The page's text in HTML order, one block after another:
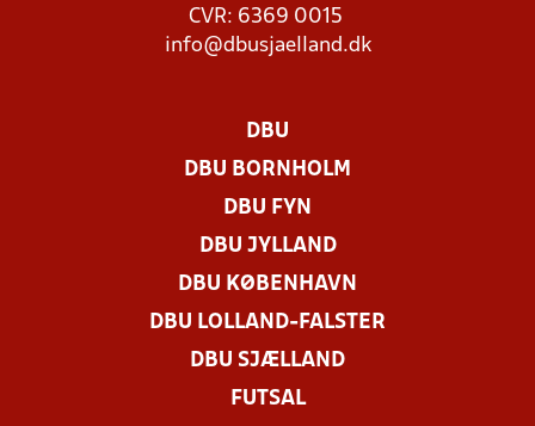
CVR: 6369 0015
info@dbusjaelland.dk
DBU
DBU BORNHOLM
DBU FYN
DBU JYLLAND
DBU KØBENHAVN
DBU LOLLAND-FALSTER
DBU SJÆLLAND
FUTSAL